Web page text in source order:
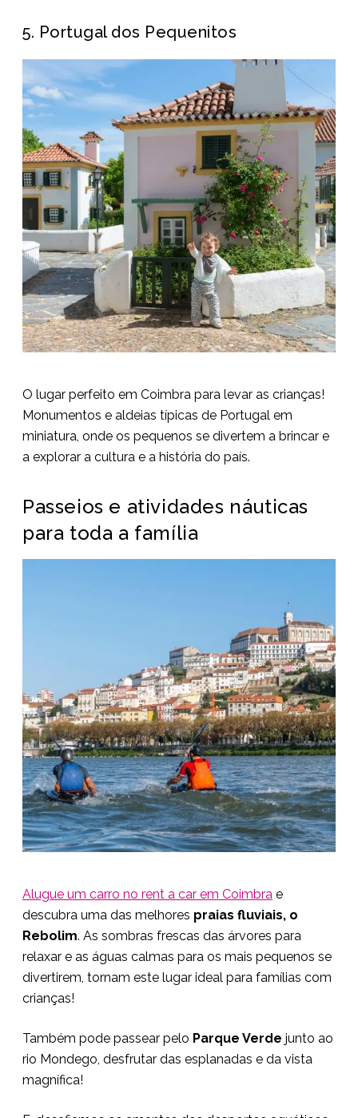
5. Portugal dos Pequenitos
O lugar perfeito em Coimbra para levar as crianças!
Monumentos e aldeias típicas de Portugal em
miniatura, onde os pequenos se divertem a brincar e
a explorar a cultura e a história do país.
Passeios e atividades náuticas
para toda a família
Alugue um carro no rent a car em Coimbra e
descubra uma das melhores praias fluviais, o
Rebolim. As sombras frescas das árvores para
relaxar e as águas calmas para os mais pequenos se
divertirem, tornam este lugar ideal para famílias com
crianças!
Também pode passear pelo Parque Verde junto ao
rio Mondego, desfrutar das esplanadas e da vista
magnífica!